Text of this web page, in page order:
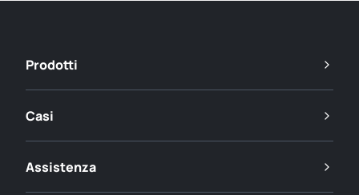
Prodotti
Casi
Assistenza